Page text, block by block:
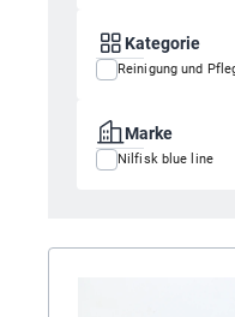
Kategorie
Reinigung und
Marke
Nilfisk blue line